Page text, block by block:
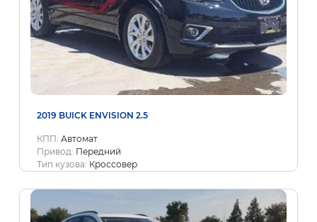
2019 BUICK ENVISION 2.5
КПП: Автомат
Привод: Передний
Тип кузова: Кроссовер